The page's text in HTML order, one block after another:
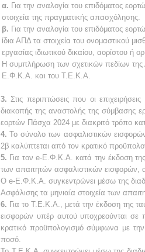
α. Για την αναλογία του επιδόματος
στοιχεία της πραγματικής απασχόλησης.
β. Για την αναλογία του επιδόματος
ίδια ΑΠΔ τα στοιχεία του ονομαστικού
εργασίας ιδιωτικού δικαίου, αορίστου ή
Η συμπλήρωση των σχετικών πεδίων της
Ε.Φ.Κ.Α. και του Τ.Ε.Κ.Α.
3. Στις περιπτώσεις που οι
διακοπής της αναστολής της σύμβασης
εορτών Πάσχα 2024 με διακριτό τρόπο
4.Το σύνολο των ασφαλιστικών
2β καλύπτεται από τον κρατικό
5. Για τον e-Ε.Φ.Κ.Α. κατά την έκδοση
των απαιτητών ασφαλιστικών εισφορών,
Ο e-Ε.Φ.Κ.Α. συγκεντρώνει μέσω της
Ασφάλισης τα μηνιαία στοιχεία των
6. Για το Τ.Ε.Κ.Α., μετά την έκδοση της
εισφορών υπέρ αυτού υποχρεούνται σε
κρατικό προϋπολογισμό σύμφωνα με
ποσό.